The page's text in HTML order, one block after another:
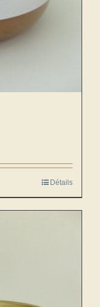
Détails